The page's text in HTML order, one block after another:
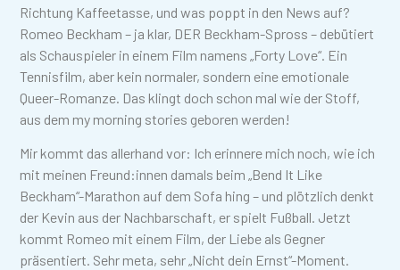
Richtung Kaffeetasse, und was poppt in den News auf?
Romeo Beckham – ja klar, DER Beckham-Spross – debütiert
als Schauspieler in einem Film namens „Forty Love“. Ein
Tennisfilm, aber kein normaler, sondern eine emotionale
Queer-Romanze. Das klingt doch schon mal wie der Stoff,
aus dem my morning stories geboren werden!
Mir kommt das allerhand vor: Ich erinnere mich noch, wie ich
mit meinen Freund:innen damals beim „Bend It Like
Beckham“-Marathon auf dem Sofa hing – und plötzlich denkt
der Kevin aus der Nachbarschaft, er spielt Fußball. Jetzt
kommt Romeo mit einem Film, der Liebe als Gegner
präsentiert. Sehr meta, sehr „Nicht dein Ernst“-Moment.